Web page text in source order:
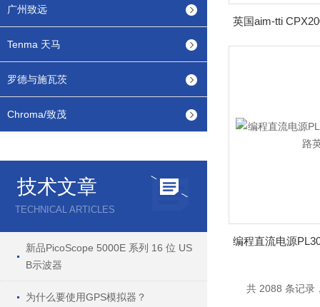
广州致远
Tenma 天马
罗德与施瓦茨
Chroma/致茂
技术文章
TECHNICAL ARTICLES
新品PicoScope 5000E 系列 16 位 US
B示波器
为什么要使用GPS模拟器？
共 2088 条记